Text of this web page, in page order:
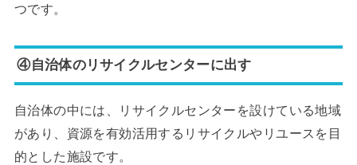
つです。
④自治体のリサイクルセンターに出す
自治体の中には、リサイクルセンターを設けている地域
があり、資源を有効活用するリサイクルやリユースを目
的とした施設です。